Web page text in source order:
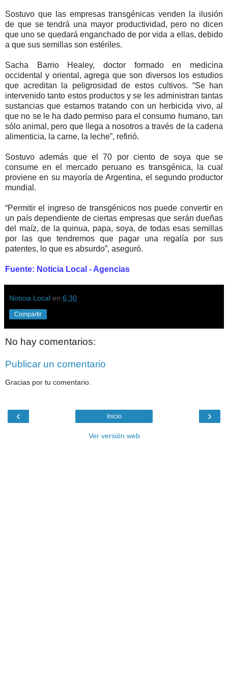
Sostuvo que las empresas transgénicas venden la ilusión
de que se tendrá una mayor productividad, pero no dicen
que uno se quedará enganchado de por vida a ellas, debido
a que sus semillas son estériles.
Sacha Barrio Healey, doctor formado en medicina
occidental y oriental, agrega que son diversos los estudios
que acreditan la peligrosidad de estos cultivos. “Se han
intervenido tanto estos productos y se les administran tantas
sustancias que estamos tratando con un herbicida vivo, al
que no se le ha dado permiso para el consumo humano, tan
sólo animal, pero que llega a nosotros a través de la cadena
alimenticia, la carne, la leche”, refirió.
Sostuvo además que el 70 por ciento de soya que se
consume en el mercado peruano es transgénica, la cual
proviene en su mayoría de Argentina, el segundo productor
mundial.
“Permitir el ingreso de transgénicos nos puede convertir en
un país dependiente de ciertas empresas que serán dueñas
del maíz, de la quinua, papa, soya, de todas esas semillas
por las que tendremos que pagar una regalía por sus
patentes, lo que es absurdo”, aseguró.
Fuente: Noticia Local - Agencias
Noticia Local en 6:30
Compartir
No hay comentarios:
Publicar un comentario
Gracias por tu comentario.
‹ ›
Inicio
Ver versión web